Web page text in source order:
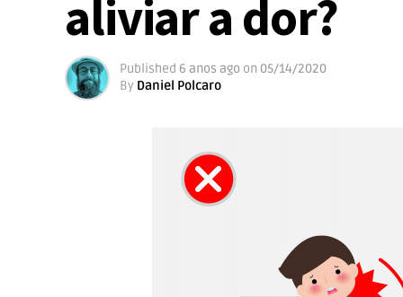
aliviar a dor?
Published 6 anos ago on 05/14/2020
By Daniel Polcaro